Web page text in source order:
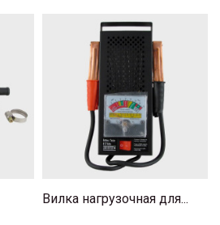
Вилка нагрузочная для...